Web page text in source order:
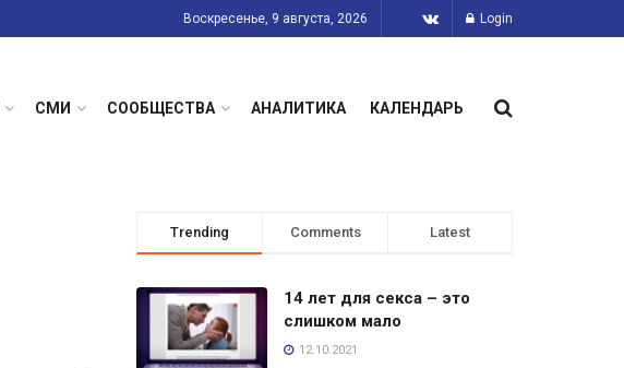
Воскресенье, 9 августа, 2026 Login
СМИ СООБЩЕСТВА АНАЛИТИКА КАЛЕНДАРЬ
Trending Comments Latest
14 лет для секса – это
слишком мало
12.10.2021